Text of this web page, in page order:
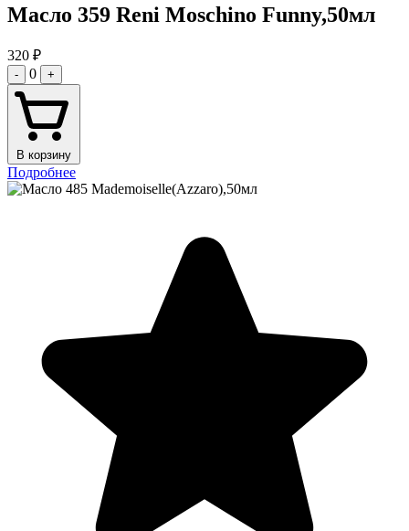
Масло 359 Reni Moschino Funny,50мл
320 ₽
- 0 +
В корзину
Подробнее